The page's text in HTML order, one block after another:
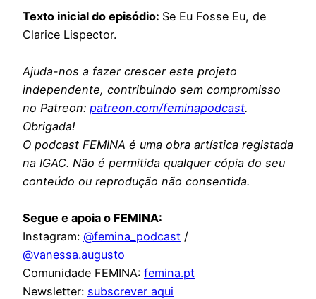
Texto inicial do episódio: Se Eu Fosse Eu, de
Clarice Lispector.
Ajuda-nos a fazer crescer este projeto
independente, contribuindo sem compromisso
no Patreon: patreon.com/feminapodcast.
Obrigada!
O podcast FEMINA é uma obra artística registada
na IGAC. Não é permitida qualquer cópia do seu
conteúdo ou reprodução não consentida.
Segue e apoia o FEMINA:
Instagram: @femina_podcast /
@vanessa.augusto
Comunidade FEMINA: femina.pt
Newsletter: subscrever aqui